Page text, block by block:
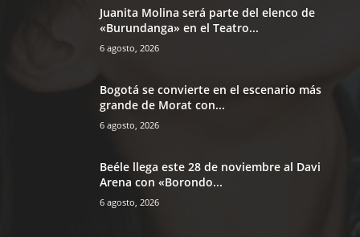
Juanita Molina será parte del elenco de
«Burundanga» en el Teatro...
6 agosto, 2026
Bogotá se convierte en el escenario más
grande de Morat con...
6 agosto, 2026
Beéle llega este 28 de noviembre al Davi
Arena con «Borondo...
6 agosto, 2026